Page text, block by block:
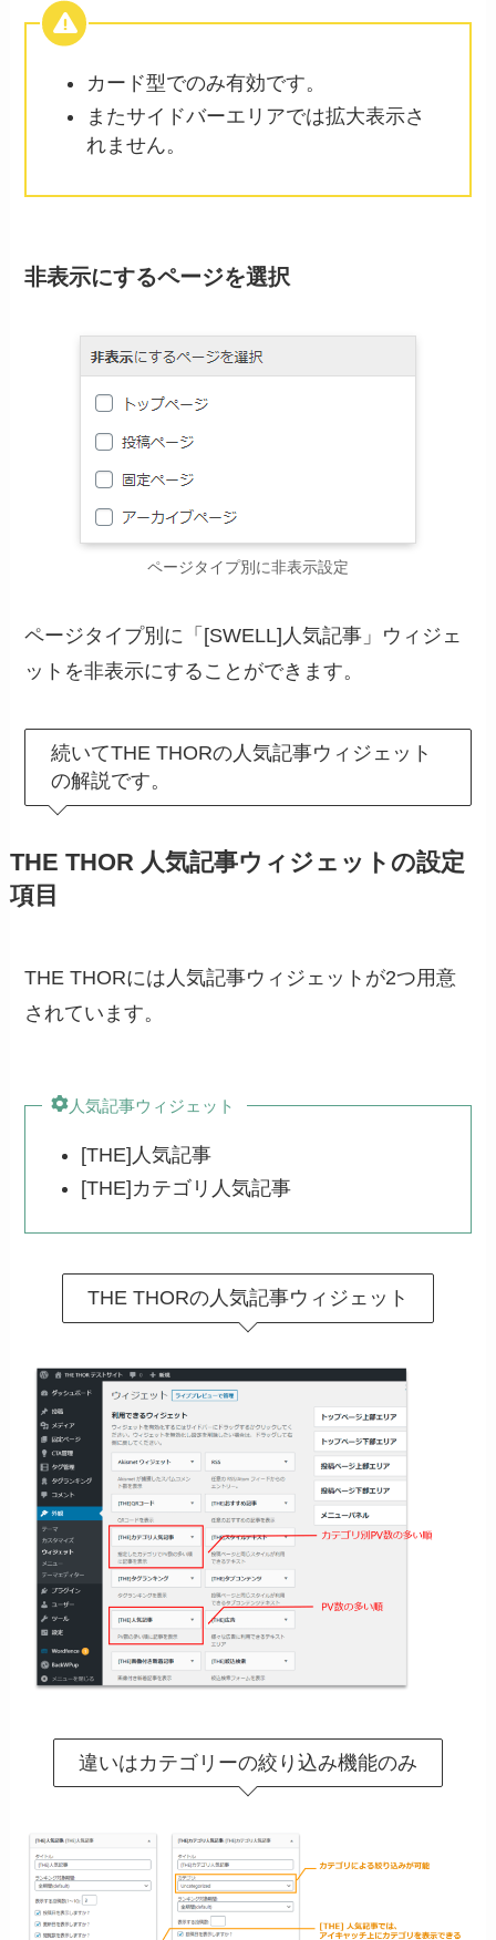
カード型でのみ有効です。
またサイドバーエリアでは拡大表示さ
れません。
非表示にするページを選択
ページタイプ別に非表示設定
ページタイプ別に「[SWELL]人気記事」ウィジェ
ットを非表示にすることができます。
続いてTHE THORの人気記事ウィジェット
の解説です。
THE THOR 人気記事ウィジェットの設定
項目
THE THORには人気記事ウィジェットが2つ用意
されています。
人気記事ウィジェット
[THE]人気記事
[THE]カテゴリ人気記事
THE THORの人気記事ウィジェット
違いはカテゴリーの絞り込み機能のみ